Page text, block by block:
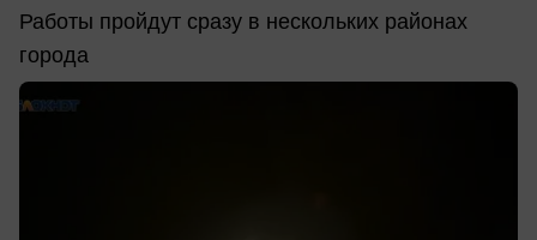
Работы пройдут сразу в нескольких районах
города